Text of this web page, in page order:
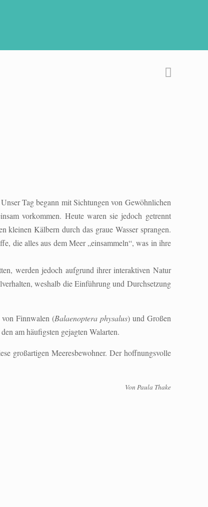
Tag begann mit Sichtungen von Gewöhnlichen
vorkommen. Heute waren sie jedoch getrennt
Kälbern durch das graue Wasser sprangen.
die alles aus dem Meer „einsammeln“, was in ihre
werden jedoch aufgrund ihrer interaktiven Natur
weshalb die Einführung und Durchsetzung
von Finnwalen (Balaenoptera physalus) und Großen
am häufigsten gejagten Walarten.
großartigen Meeresbewohner. Der hoffnungsvolle
Von Paula Thake